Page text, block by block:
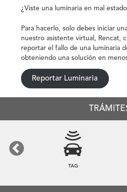
¿Viste una luminaria en mal
Para hacerlo, solo debes iniciar
nuestro asistente virtual, Rencat,
reportar el fallo de una luminaria
obteniendo una solución en
Reportar Luminaria
TAG
Previous